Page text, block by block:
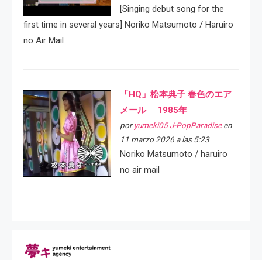
[Singing debut song for the
first time in several years] Noriko Matsumoto / Haruiro
no Air Mail
「HQ」松本典子 春色のエア
メール 1985年
por yumeki05 J-PopParadiseen
11 marzo 2026 a las 5:23
Noriko Matsumoto / haruiro
no air mail